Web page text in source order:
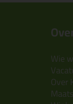
Wie
Over